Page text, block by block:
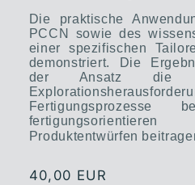
Die praktische
PCCN sowie des
einer spezifischen
demonstriert. Die
der Ansatz die
Produktentwürfen
Normaler
40,00 EUR